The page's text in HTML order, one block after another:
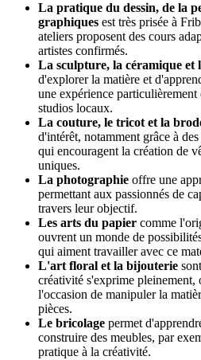
La pratique du dessin, de la
graphiques est très prisée à
ateliers proposent des cours
artistes confirmés.
La sculpture, la céramique et
d'explorer la matière et
une expérience particulièrement
studios locaux.
La couture, le tricot et la
d'intérêt, notamment grâce à
qui encouragent la création de
uniques.
La photographie offre une
permettant aux passionnés de
travers leur objectif.
Les arts du papier comme
ouvrent un monde de
qui aiment travailler avec ce
L'art floral et la bijouterie
créativité s'exprime
l'occasion de manipuler la
pièces.
Le bricolage permet
construire des meubles, par
pratique à la créativité.